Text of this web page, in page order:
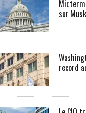
sur
record